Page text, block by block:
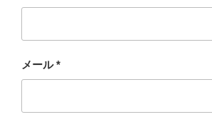
メール*